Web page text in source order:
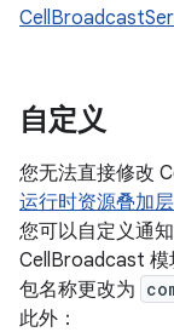
自定义
您无法直接修改
运行时资源叠加
您可以自定义通
CellBroadcast 模
包名称更改为
此外：